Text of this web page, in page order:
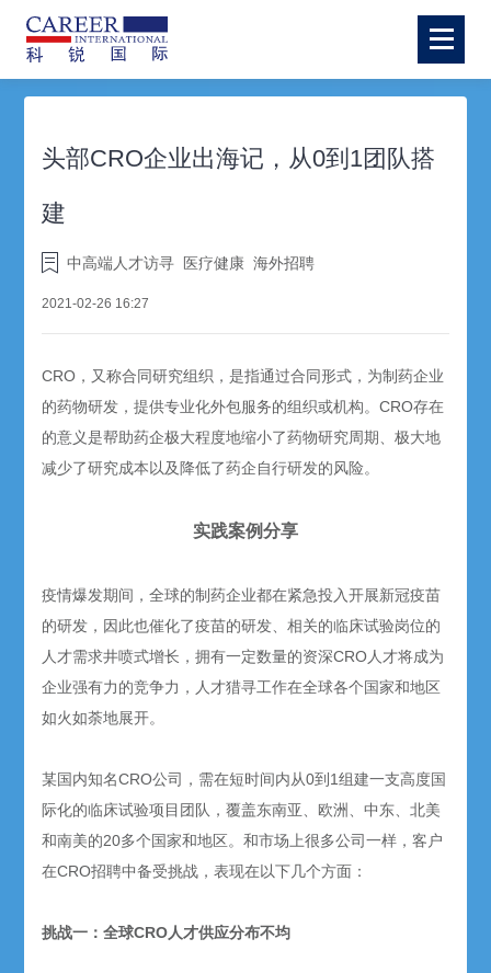
头部CRO企业出海记，从0到1团队搭
建
中高端人才访寻 医疗健康 海外招聘
2021-02-26 16:27
CRO，又称合同研究组织，是指通过合同形式，为制药企业
的药物研发，提供专业化外包服务的组织或机构。CRO存在
的意义是帮助药企极大程度地缩小了药物研究周期、极大地
减少了研究成本以及降低了药企自行研发的风险。
实践案例分享
疫情爆发期间，全球的制药企业都在紧急投入开展新冠疫苗
的研发，因此也催化了疫苗的研发、相关的临床试验岗位的
人才需求井喷式增长，拥有一定数量的资深CRO人才将成为
企业强有力的竞争力，人才猎寻工作在全球各个国家和地区
如火如荼地展开。
某国内知名CRO公司，需在短时间内从0到1组建一支高度国
际化的临床试验项目团队，覆盖东南亚、欧洲、中东、北美
和南美的20多个国家和地区。和市场上很多公司一样，客户
在CRO招聘中备受挑战，表现在以下几个方面：
挑战一：全球CRO人才供应分布不均